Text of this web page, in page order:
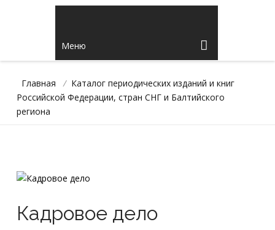
Меню
Главная / Каталог периодических изданий и книг
Российской Федерации, стран СНГ и Балтийского
региона
Кадровое дело